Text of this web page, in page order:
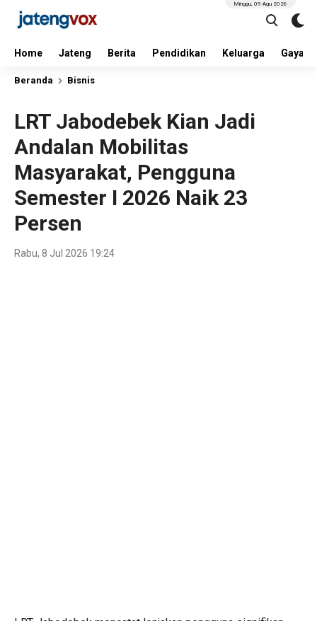
Home Jateng Berita Pendidikan Keluarga Gaya
Minggu, 09 Agu 2026
Beranda Bisnis
LRT Jabodebek Kian Jadi
Andalan Mobilitas
Masyarakat, Pengguna
Semester I 2026 Naik 23
Persen
Rabu, 8 Jul 2026 19:24